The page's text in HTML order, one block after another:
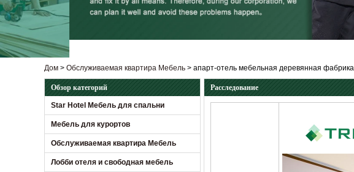
Дом > Обслуживаемая квартира Мебель > апарт-отель мебельная деревянная фабрика
Обзор категорий
Star Hotel Мебель для спальни
Мебель для курортов
Обслуживаемая квартира Мебель
Лобби отеля и свободная мебель
Расследование